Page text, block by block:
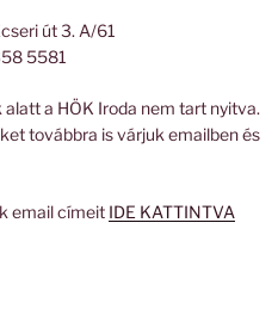
út 3. A/61
5581
alatt a HÖK Iroda nem tart nyitva.
továbbra is várjuk emailben és
email címeit IDE KATTINTVA